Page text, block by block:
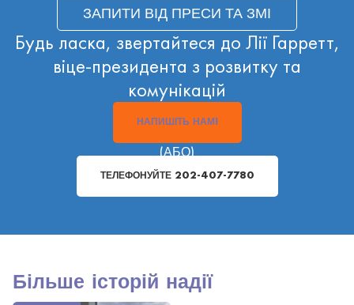
ЗАПИТИ ВІД ПРЕСИ ТА ЗМІ
Будь ласка, звертайтеся до Лії Гарретт,
віце-президента з розвитку та
комунікацій
НАПИШІТЬ НАМ!
(АБО)
ТЕЛЕФОНУЙТЕ 202-407-7780
Більше історій надії